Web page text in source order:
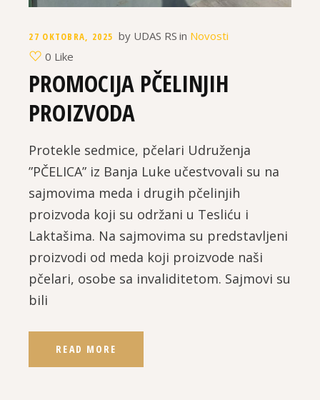
27 OKTOBRA, 2025 by UDAS RS in Novosti
0 Like
PROMOCIJA PČELINJIH
PROIZVODA
Protekle sedmice, pčelari Udruženja
”PČELICA” iz Banja Luke učestvovali su na
sajmovima meda i drugih pčelinjih
proizvoda koji su održani u Tesliću i
Laktašima. Na sajmovima su predstavljeni
proizvodi od meda koji proizvode naši
pčelari, osobe sa invaliditetom. Sajmovi su
bili
READ MORE